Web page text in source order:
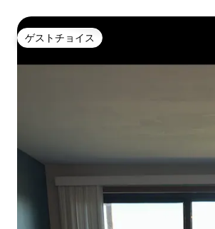
ゲストチョイス
ゲストチョイス